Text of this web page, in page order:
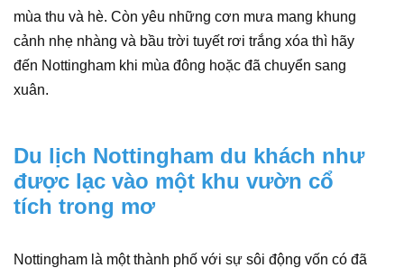
mùa thu và hè. Còn yêu những cơn mưa mang khung
cảnh nhẹ nhàng và bầu trời tuyết rơi trắng xóa thì hãy
đến Nottingham khi mùa đông hoặc đã chuyển sang
xuân.
Du lịch Nottingham du khách như
được lạc vào một khu vườn cổ
tích trong mơ
Nottingham là một thành phố với sự sôi động vốn có đã